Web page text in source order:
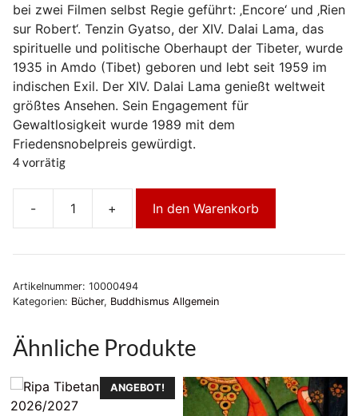
bei zwei Filmen selbst Regie geführt: ‚Encore‘ und ‚Rien
sur Robert‘. Tenzin Gyatso, der XIV. Dalai Lama, das
spirituelle und politische Oberhaupt der Tibeter, wurde
1935 in Amdo (Tibet) geboren und lebt seit 1959 im
indischen Exil. Der XIV. Dalai Lama genießt weltweit
größtes Ansehen. Sein Engagement für
Gewaltlosigkeit wurde 1989 mit dem
Friedensnobelpreis gewürdigt.
4 vorrätig
-
des
und
der
Menge
+ In den Warenkorb
Artikelnummer: 10000494
Kategorien: Bücher, Buddhismus Allgemein
Ähnliche Produkte
ANGEBOT!